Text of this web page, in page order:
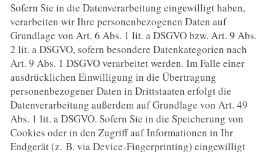
Sofern Sie in die Datenverarbeitung eingewilligt haben,
verarbeiten wir Ihre personenbezogenen Daten auf
Grundlage von Art. 6 Abs. 1 lit. a DSGVO bzw. Art. 9 Abs.
2 lit. a DSGVO, sofern besondere Datenkategorien nach
Art. 9 Abs. 1 DSGVO verarbeitet werden. Im Falle einer
ausdrücklichen Einwilligung in die Übertragung
personenbezogener Daten in Drittstaaten erfolgt die
Datenverarbeitung außerdem auf Grundlage von Art. 49
Abs. 1 lit. a DSGVO. Sofern Sie in die Speicherung von
Cookies oder in den Zugriff auf Informationen in Ihr
Endgerät (z. B. via Device-Fingerprinting) eingewilligt